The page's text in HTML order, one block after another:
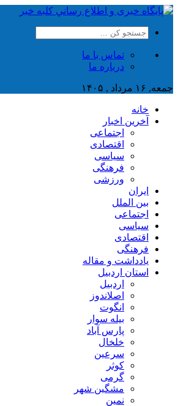
تماس با ما
درباره ما
جمعه, ۱۶ مرداد , ۱۴۰۵
خانه
آخرین اخبار
اجتماعی
اقتصادی
سیاسی
فرهنگی
ورزشی
ایران
بین الملل
اجتماعی
سیاسی
اقتصادی
فرهنگی
یادداشت و مقاله
استان اردبیل
اردبیل
اصلاندوز
انگوت
بیله سوار
پارس آباد
خلخال
سرعین
کوثر
گرمی
مشگین شهر
نمین